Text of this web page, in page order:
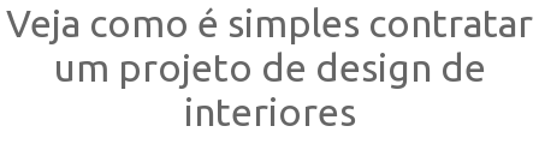
Veja como é simples contratar
um projeto de design de
interiores